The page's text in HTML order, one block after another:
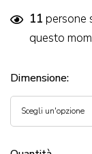
11 persone
questo
Dimensione: